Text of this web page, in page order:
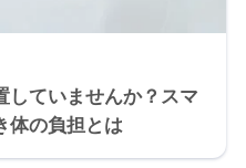
していませんか？スマ
体の負担とは